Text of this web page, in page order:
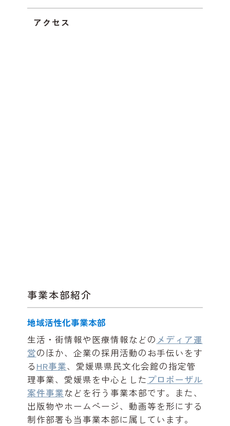
アクセス
事業本部紹介
地域活性化事業本部
生活・街情報や医療情報などの メディア運
営のほか、企業の採用活動のお手伝いをす
る HR事業、愛媛県県民文化会館の指定管
理事業、愛媛県を中心とした プロポーザル
案件事業などを行う事業本部です。また、
出版物やホームページ、動画等を形にする
制作部署も当事業本部に属しています。